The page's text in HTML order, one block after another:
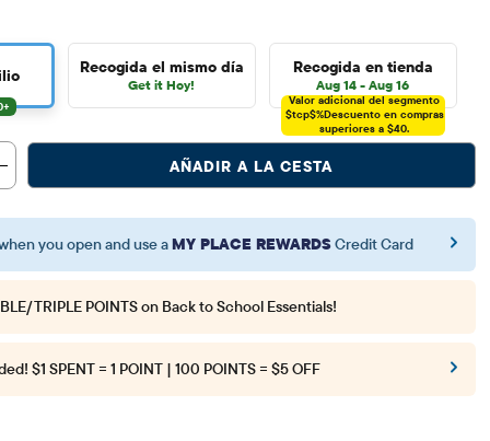
Recogida el mismo día
Get it Hoy!
Recogida en tienda
Aug 14 - Aug 16
Valor adicional del segmento
$tcp$%Descuento en compras
superiores a $40.
AÑADIR A LA CESTA
you open and use aMY PLACE REWARDSCredit Card
TRIPLE POINTSon Back to School Essentials!
$1 SPENT = 1 POINT | 100 POINTS = $5 OFF